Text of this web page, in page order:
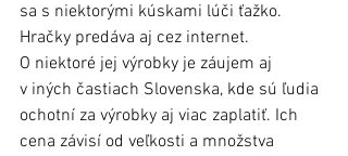
sa s niektorými kúskami lúči ťažko.
Hračky predáva aj cez internet.
O niektoré jej výrobky je záujem aj
v iných častiach Slovenska, kde sú ľudia
ochotní za výrobky aj viac zaplatiť. Ich
cena závisí od veľkosti a množstva